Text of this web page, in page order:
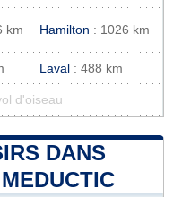
km Hamilton : 1026 km
Laval : 488 km
d'oiseau
DANS